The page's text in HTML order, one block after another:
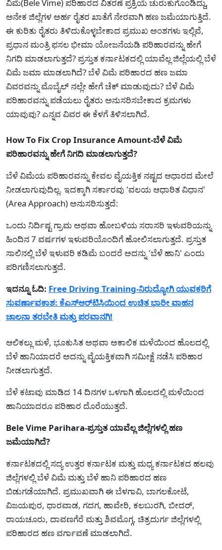
ವಿಮೆ(Bele Vime) ಪರಿಹಾರದ ವಿತರಣೆ ಪ್ರಕ್ರಿಯೆ ಚುರುಕುಗೊಂಡಿದ್ದು,
ಅನೇಕ ಜಿಲ್ಲೆಗಳ ಅರ್ಹ ರೈತರ ಖಾತೆಗೆ ನೇರವಾಗಿ ಹಣ ಜಮೆಯಾಗುತ್ತಿದೆ.
ಈ ಕುರಿತು ರೈತರು ತಿಳಿದುಕೊಳ್ಳಬೇಕಾದ ಪ್ರಮುಖ ಅಂಶಗಳು ಇಲ್ಲಿವೆ,
ಪ್ರಧಾನ ಮಂತ್ರಿ ಫಸಲ ಭೀಮಾ ಯೋಜನೆಯಡಿ ಪರಿಹಾರವನ್ನು ಹೇಗೆ
ನಿಗದಿ ಮಾಡಲಾಗುತ್ತದೆ? ಪ್ರಸ್ತುತ ಕರ್ನಾಟಕದಲ್ಲಿ ಯಾವೆಲ್ಲ ಜಿಲ್ಲೆಯಲ್ಲಿ ಬೆಳೆ
ವಿಮೆ ಜಮಾ ಮಾಡಲಾಗಿದೆ? ಬೆಳೆ ವಿಮೆ ಪರಿಹಾರದ ಹಣ ಜಮಾ
ವಿವರವನ್ನು ಮೊಬೈಲ್ ನಲ್ಲೇ ಹೇಗೆ ಚೆಕ್ ಮಾಡುವುದು? ಬೆಳೆ ವಿಮೆ
ಪರಿಹಾರವನ್ನು ಪಡೆಯಲು ರೈತರು ಅನುಸರಿಸಬೇಕಾದ ಕ್ರಮಗಳು
ಯಾವುವು? ಎನ್ನವ ವಿವರ ಈ ಕೆಳಗೆ ತಿಳಿಸಲಾಗಿದೆ.
How To Fix Crop Insurance Amount-ಬೆಳೆ ವಿಮೆ
ಪರಿಹಾರವನ್ನು ಹೇಗೆ ನಿಗದಿ ಮಾಡಲಾಗುತ್ತದೆ?
ಬೆಳೆ ವಿಮೆಯ ಪರಿಹಾರವನ್ನು ಕೇವಲ ವೈಯಕ್ತಿಕ ನಷ್ಟದ ಆಧಾರದ ಮೇಲೆ
ನೀಡಲಾಗುವುದಿಲ್ಲ. ಇದಕ್ಕಾಗಿ ಸರ್ಕಾರವು 'ವಲಯ ಆಧಾರಿತ ವಿಧಾನ'
(Area Approach) ಅನುಸರಿಸುತ್ತದೆ:
ಒಂದು ನಿರ್ದಿಷ್ಟ ಗ್ರಾಮ ಅಥವಾ ಹೋಬಳಿಯ ಸರಾಸರಿ ಇಳುವರಿಯನ್ನು
ಹಿಂದಿನ 7 ವರ್ಷಗಳ ಇಳುವರಿಯೊಂದಿಗೆ ಹೋಲಿಸಲಾಗುತ್ತದೆ. ಪ್ರಸ್ತುತ
ಸಾಲಿನಲ್ಲಿ ಬೆಳೆ ಇಳುವರಿ ಕಡಿಮೆ ಬಂದರೆ ಅದನ್ನು 'ಬೆಳೆ ಹಾನಿ' ಎಂದು
ಪರಿಗಣಿಸಲಾಗುತ್ತದೆ.
ಇದನ್ನೂ ಓದಿ: Free Driving Training-ನಿರುದ್ಯೋಗಿ ಯುವಕರಿಗೆ
ಸುವರ್ಣಾವಕಾಶ: ಕೆಎಸ್‌ಆರ್‌ಟಿಸಿಯಿಂದ ಉಚಿತ ಭಾರೀ ವಾಹನ
ಚಾಲನಾ ತರಬೇತಿ ಮತ್ತು ಪರವಾನಗಿ!
ಆಲಿಕಲ್ಲು ಮಳೆ, ಭೂಕುಸಿತ ಅಥವಾ ಅಕಾಲಿಕ ಮಳೆಯಿಂದ ಹೊಲದಲ್ಲಿ
ಬೆಳೆ ಹಾನಿಯಾದರೆ ಅದನ್ನು ವೈಯಕ್ತಿಕವಾಗಿ ಸಮೀಕ್ಷೆ ನಡೆಸಿ ಪರಿಹಾರ
ನೀಡಲಾಗುತ್ತದೆ.
ಬೆಳೆ ಕಟಾವು ಮಾಡಿದ 14 ದಿನಗಳ ಒಳಗಾಗಿ ಹೊಲದಲ್ಲಿ ಮಳೆಯಿಂದ
ಹಾನಿಯಾದರೂ ಪರಿಹಾರ ದೊರೆಯುತ್ತದೆ.
Bele Vime Parihara-ಪ್ರಸ್ತುತ ಯಾವೆಲ್ಲ ಜಿಲ್ಲೆಗಳಲ್ಲಿ ಹಣ
ಜಮೆಯಾಗಿದೆ?
ಕರ್ನಾಟಕದಲ್ಲಿ ಸದ್ಯ ಉತ್ತರ ಕರ್ನಾಟಕ ಮತ್ತು ಮಧ್ಯ ಕರ್ನಾಟಕದ ಹಲವು
ಜಿಲ್ಲೆಗಳಲ್ಲಿ ಬೆಳೆ ವಿಮೆ ಮತ್ತು ಬೆಳೆ ಹಾನಿ ಪರಿಹಾರದ ಹಣ
ಬಿಡುಗಡೆಯಾಗಿದೆ. ಪ್ರಮುಖವಾಗಿ ಈ ಬೆಳಗಾವಿ, ಬಾಗಲಕೋಟೆ,
ವಿಜಯಪುರ, ಧಾರವಾಡ, ಗದಗ, ಹಾವೇರಿ, ಕಲಬುರಗಿ, ಬೀದರ್,
ರಾಯಚೂರು, ದಾವಣಗೆರೆ ಮತ್ತು ಶಿವಮೊಗ್ಗ, ಚಿತ್ರದುರ್ಗ ಜಿಲ್ಲೆಗಳಲ್ಲಿ
ಪರಿಹಾರದ ಹಣ ವರ್ಗಾವಣೆ ಮಾಡಲಾಗಿದೆ.